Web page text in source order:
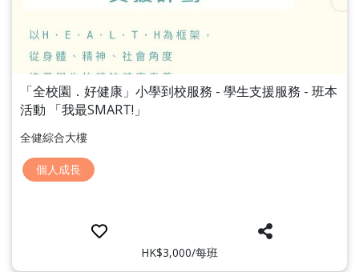
「全校園．好健康」小學到校服務 - 學生支援服務 - 班本
活動 「我最SMART!」
全健綜合大樓
個人成長
HK$3,000/每班